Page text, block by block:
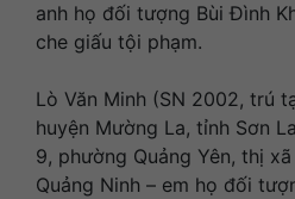
anh họ đối tượng Bùi Đình
che giấu tội phạm.
Lò Văn Minh (SN 2002, trú
huyện Mường La, tỉnh Sơn
9, phường Quảng Yên, thị
Quảng Ninh – em họ đối